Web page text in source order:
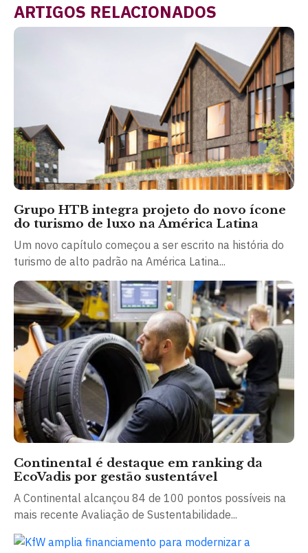
ARTIGOS RELACIONADOS
Grupo HTB integra projeto do novo ícone
do turismo de luxo na América Latina
Um novo capítulo começou a ser escrito na história do
turismo de alto padrão na América Latina...
Continental é destaque em ranking da
EcoVadis por gestão sustentável
A Continental alcançou 84 de 100 pontos possíveis na
mais recente Avaliação de Sustentabilidade...